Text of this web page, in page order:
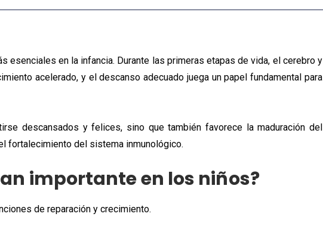
esenciales en la infancia. Durante las primeras etapas de vida, el cerebro y
acelerado, y el descanso adecuado juega un papel fundamental para
descansados y felices, sino que también favorece la maduración del
fortalecimiento del sistema inmunológico.
importante en los niños?
de reparación y crecimiento.